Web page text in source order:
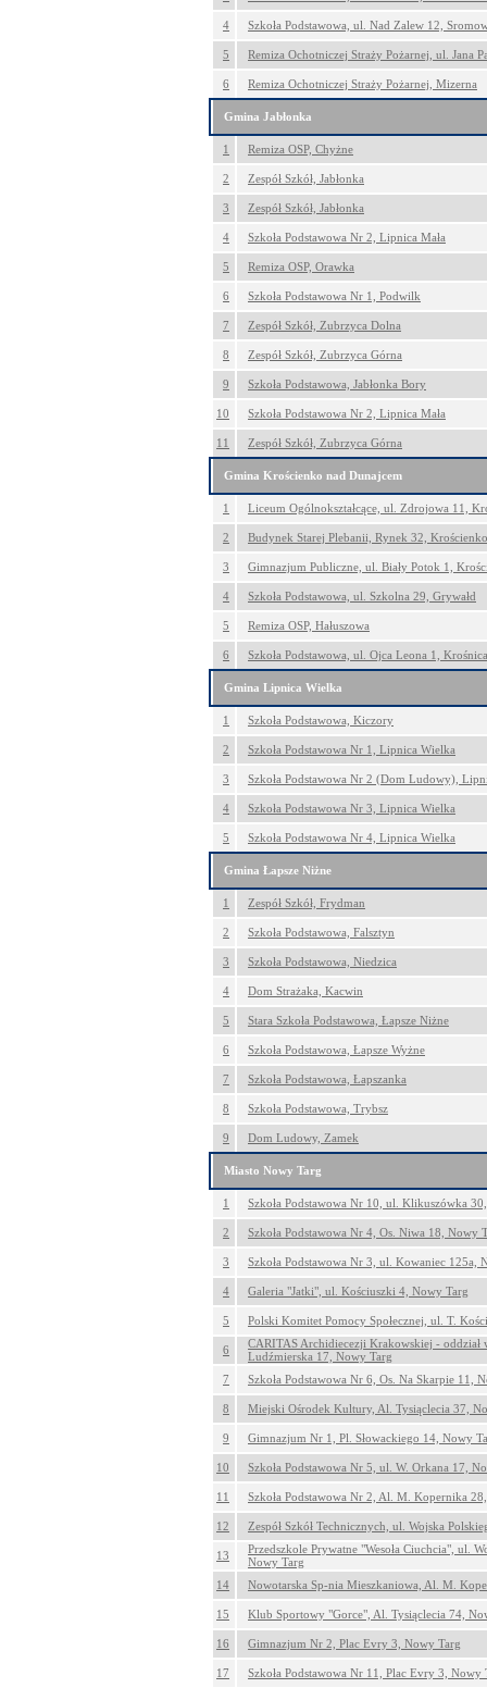
4 Szkoła Podstawowa, ul. Nad Zalew 12,
5 Remiza Ochotniczej Straży Pożarnej, ul. Jana
6 Remiza Ochotniczej Straży Pożarnej, Mizerna
Gmina Jabłonka
1 Remiza OSP, Chyżne
2 Zespół Szkół, Jabłonka
3 Zespół Szkół, Jabłonka
4 Szkoła Podstawowa Nr 2, Lipnica Mała
5 Remiza OSP, Orawka
6 Szkoła Podstawowa Nr 1, Podwilk
7 Zespół Szkół, Zubrzyca Dolna
8 Zespół Szkół, Zubrzyca Górna
9 Szkoła Podstawowa, Jabłonka Bory
10 Szkoła Podstawowa Nr 2, Lipnica Mała
11 Zespół Szkół, Zubrzyca Górna
Gmina Krościenko nad Dunajcem
1 Liceum Ogólnokształcące, ul. Zdrojowa 11,
2 Budynek Starej Plebanii, Rynek 32,
3 Gimnazjum Publiczne, ul. Biały Potok 1,
4 Szkoła Podstawowa, ul. Szkolna 29, Grywałd
5 Remiza OSP, Hałuszowa
6 Szkoła Podstawowa, ul. Ojca Leona 1, Krośnica
Gmina Lipnica Wielka
1 Szkoła Podstawowa, Kiczory
2 Szkoła Podstawowa Nr 1, Lipnica Wielka
3 Szkoła Podstawowa Nr 2 (Dom Ludowy),
4 Szkoła Podstawowa Nr 3, Lipnica Wielka
5 Szkoła Podstawowa Nr 4, Lipnica Wielka
Gmina Łapsze Niżne
1 Zespół Szkół, Frydman
2 Szkoła Podstawowa, Falsztyn
3 Szkoła Podstawowa, Niedzica
4 Dom Strażaka, Kacwin
5 Stara Szkoła Podstawowa, Łapsze Niżne
6 Szkoła Podstawowa, Łapsze Wyżne
7 Szkoła Podstawowa, Łapszanka
8 Szkoła Podstawowa, Trybsz
9 Dom Ludowy, Zamek
Miasto Nowy Targ
1 Szkoła Podstawowa Nr 10, ul. Klikuszówka
2 Szkoła Podstawowa Nr 4, Os. Niwa 18, Nowy
3 Szkoła Podstawowa Nr 3, ul. Kowaniec 125a,
4 Galeria "Jatki", ul. Kościuszki 4, Nowy Targ
5 Polski Komitet Pomocy Społecznej, ul. T.
6
CARITAS Archidiecezji Krakowskiej - oddział
Ludźmierska 17, Nowy Targ
7
Szkoła Podstawowa Nr 6, Os. Na Skarpie 11,
8 Miejski Ośrodek Kultury, Al. Tysiąclecia 37,
9 Gimnazjum Nr 1, Pl. Słowackiego 14, Nowy
10 Szkoła Podstawowa Nr 5, ul. W. Orkana 17,
11 Szkoła Podstawowa Nr 2, Al. M. Kopernika
12 Zespół Szkół Technicznych, ul. Wojska
13
Przedszkole Prywatne "Wesoła Ciuchcia", ul.
Nowy Targ
14
Nowotarska Sp-nia Mieszkaniowa, Al. M.
15 Klub Sportowy "Gorce", Al. Tysiąclecia 74,
16 Gimnazjum Nr 2, Plac Evry 3, Nowy Targ
17 Szkoła Podstawowa Nr 11, Plac Evry 3, Nowy